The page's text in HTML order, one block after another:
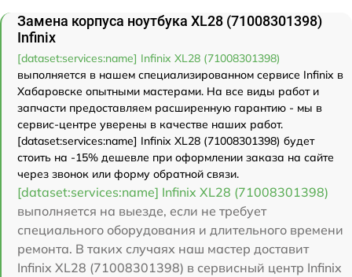
Замена корпуса ноутбука XL28 (71008301398)
Infinix
[dataset:services:name] Infinix XL28 (71008301398)
выполняется в нашем специализированном сервисе Infinix в
Хабаровске опытными мастерами. На все виды работ и
запчасти предоставляем расширенную гарантию - мы в
сервис-центре уверены в качестве наших работ.
[dataset:services:name] Infinix XL28 (71008301398) будет
стоить на -15% дешевле при оформлении заказа на сайте
через звонок или форму обратной связи.
[dataset:services:name] Infinix XL28 (71008301398)
выполняется на выезде, если не требует
специального оборудования и длительного времени
ремонта. В таких случаях наш мастер доставит
Infinix XL28 (71008301398) в сервисный центр Infinix